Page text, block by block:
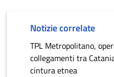
Notizie correlate
TPL Metropolitano,
collegamenti tra
cintura etnea